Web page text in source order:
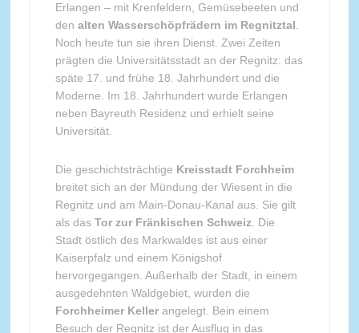
Erlangen – mit Krenfeldern, Gemüsebeeten und
den alten Wasserschöpfrädern im Regnitztal
Noch heute tun sie ihren Dienst. Zwei Zeiten
prägten die Universitätsstadt an der Regnitz: das
späte 17. und frühe 18. Jahrhundert und die
Moderne. Im 18. Jahrhundert wurde Erlangen
neben Bayreuth Residenz und erhielt seine
Universität.
Die geschichtsträchtige Kreisstadt Forchheim
breitet sich an der Mündung der Wiesent in die
Regnitz und am Main-Donau-Kanal aus. Sie gilt
als das Tor zur Fränkischen Schweiz . Die
Stadt östlich des Markwaldes ist aus einer
Kaiserpfalz und einem Königshof
hervorgegangen. Außerhalb der Stadt, in einem
ausgedehnten Waldgebiet, wurden die
Forchheimer Kellerangelegt. Bein einem
Besuch der Regnitz ist der Ausflug in das